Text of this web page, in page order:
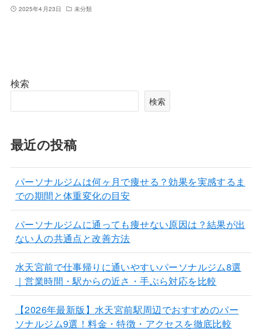
2025年4月23日 未分類
検索
検索
最近の投稿
パーソナルジムは何ヶ月で痩せる？効果を実感するま
での期間と体重変化の目安
パーソナルジムに通っても痩せない原因は？結果が出
ない人の共通点と改善方法
水天宮前で仕事帰りに通いやすいパーソナルジム8選
｜営業時間・駅からの近さ・手ぶら対応を比較
【2026年最新版】水天宮前駅周辺でおすすめのパー
ソナルジム9選！料金・特徴・アクセスを徹底比較